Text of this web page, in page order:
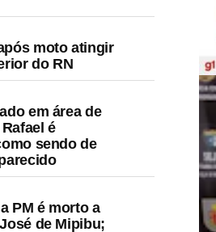
moto atingir
do RN
em área de
é
sendo de
PM é morto a
de Mipibu;